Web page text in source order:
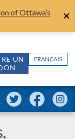
of Ottawa’s
FRANÇAIS
UN